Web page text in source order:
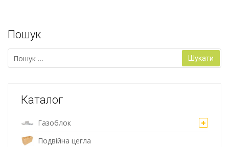
Пошук
Каталог
Газоблок
Подвійна цегла